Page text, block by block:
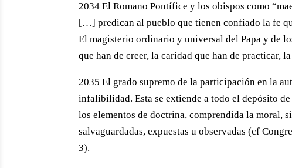
2034 El Romano Pontífice y los obispos como
[…] predican al pueblo que tienen confiado la fe
El magisterio ordinario y universal del Papa y de
que han de creer, la caridad que han de practicar,
2035 El grado supremo de la participación en la
infalibilidad. Esta se extiende a todo el depósito
los elementos de doctrina, comprendida la moral,
salvaguardadas, expuestas u observadas (cf
3).